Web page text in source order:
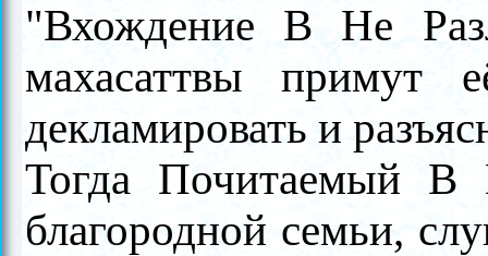
"Вхождение В Не
махасаттвы примут
декламировать и
Тогда Почитаемый В
благородной семьи,